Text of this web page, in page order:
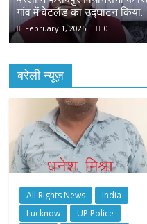
गांव में वेटलैंड का उद्घाटन किया.
February 1, 2025 0
बरेली न्यूज़
All Rights News
India
Lucknow
UP Police